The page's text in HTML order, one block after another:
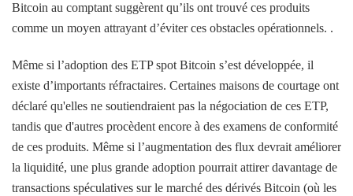
Bitcoin au comptant suggèrent qu’ils ont trouvé ces produits
comme un moyen attrayant d’éviter ces obstacles opérationnels. .
Même si l’adoption des ETP spot Bitcoin s’est développée, il
existe d’importants réfractaires. Certaines maisons de courtage ont
déclaré qu'elles ne soutiendraient pas la négociation de ces ETP,
tandis que d'autres procèdent encore à des examens de conformité
de ces produits. Même si l’augmentation des flux devrait améliorer
la liquidité, une plus grande adoption pourrait attirer davantage de
transactions spéculatives sur le marché des dérivés Bitcoin (où les